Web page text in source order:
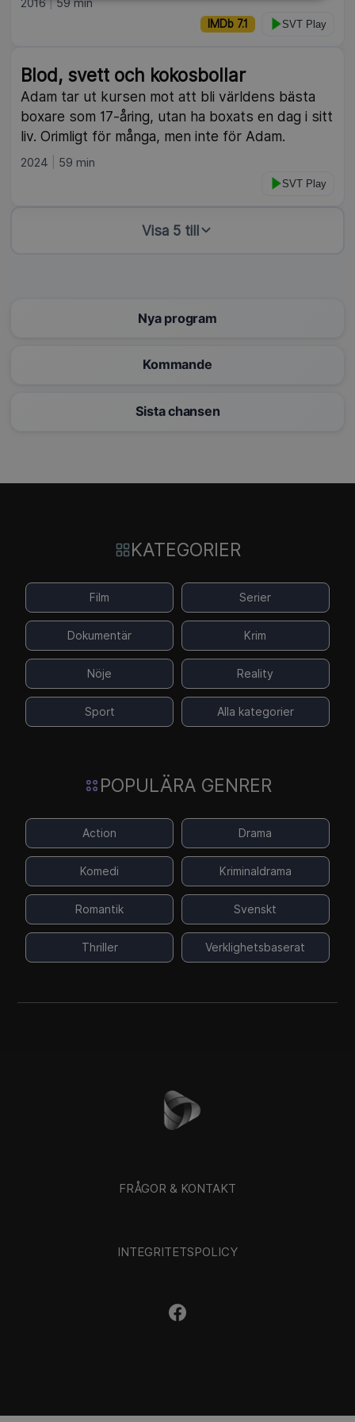
2016 59 min
IMDb 7.1 SVT Play
Blod, svett och kokosbollar
Adam tar ut kursen mot att bli världens bästa
boxare som 17-åring, utan ha boxats en dag i sitt
liv. Orimligt för många, men inte för Adam.
2024 59 min
SVT Play
Visa 5 till
Nya program
Kommande
Sista chansen
KATEGORIER
Film Serier
Dokumentär Krim
Nöje Reality
Sport Alla kategorier
POPULÄRA GENRER
Action Drama
Komedi Kriminaldrama
Romantik Svenskt
Thriller Verklighetsbaserat
FRÅGOR & KONTAKT
INTEGRITETSPOLICY